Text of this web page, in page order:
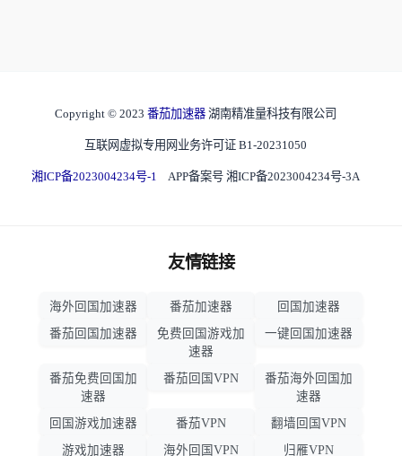
Copyright © 2023 番茄加速器 湖南精准量科技有限公司
互联网虚拟专用网业务许可证 B1-20231050
湘ICP备2023004234号-1 APP备案号 湘ICP备2023004234号-3A
友情链接
海外回国加速器 番茄加速器
回国加速器
番茄回国加速器
免费回国游戏加
速器
一键回国加速器
番茄免费回国加
速器
番茄回国VPN
番茄海外回国加
速器
回国游戏加速器
番茄VPN
翻墙回国VPN
游戏加速器
海外回国VPN 归雁VPN